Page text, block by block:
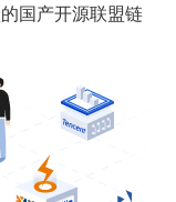
国产开源联盟链